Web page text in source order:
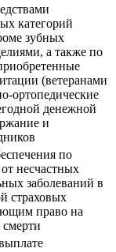
категорий
зубных
а также по
(ветеранами
ортопедические
денежной
и
по
несчастных
заболеваний в
страховых
право на